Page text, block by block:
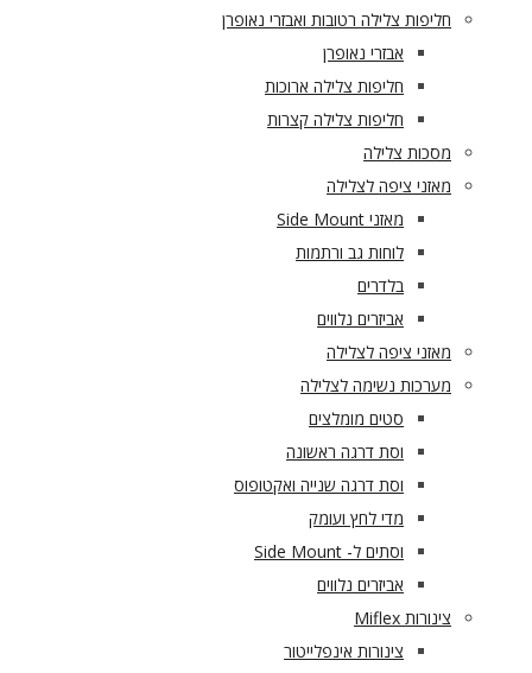
חליפות צלילה רטובות ואבזרי נאופרן
אבזרי נאופרן
חליפות צלילה ארוכות
חליפות צלילה קצרות
מסכות צלילה
מאזני ציפה לצלילה
מאזני Side Mount
לוחות גב ורתמות
בלדרים
אביזרים נלווים
מאזני ציפה לצלילה
מערכות נשימה לצלילה
סטים מומלצים
וסת דרגה ראשונה
וסת דרגה שנייה ואקטופוס
מדי לחץ ועומק
וסתים ל- Side Mount
אביזרים נלווים
צינורות Miflex
צינורות אינפלייטור